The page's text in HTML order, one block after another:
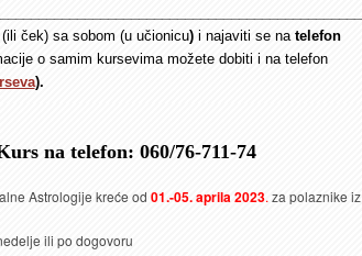
ček) sa sobom (u učionicu)i najaviti se na telefon
o samim kursevima možete dobiti i na telefon
).
na telefon: 060/76-711-74
Astrologije kreće od 01.-05. aprila 2023. za polaznike iz
ili po dogovoru